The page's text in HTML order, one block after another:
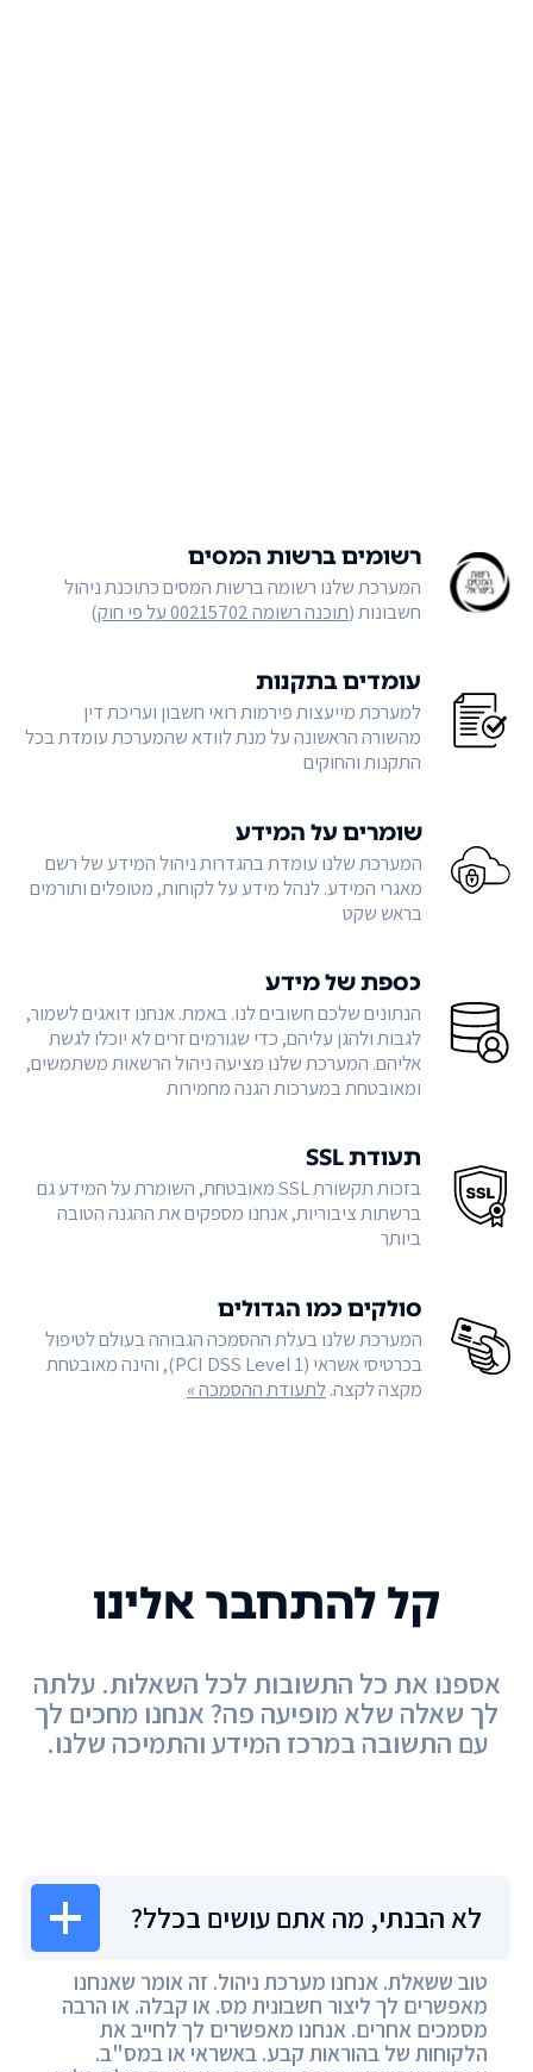
רשומים ברשות המסים
המערכת שלנו רשומה ברשות המסים כתוכנת ניהול
חשבונות (תוכנה רשומה 00215702 על פי חוק )
עומדים בתקנות
למערכת מייעצות פירמות רואי חשבון ועריכת דין
מהשורה הראשונה על מנת לוודא שהמערכת עומדת בכל
התקנות והחוקים
שומרים על המידע
המערכת שלנו עומדת בהגדרות ניהול המידע של רשם
מאגרי המידע. לנהל מידע על לקוחות, מטופלים ותורמים
בראש שקט
כספת של מידע
הנתונים שלכם חשובים לנו. באמת. אנחנו דואגים לשמור,
לגבות ולהגן עליהם, כדי שגורמים זרים לא יוכלו לגשת
אליהם. המערכת שלנו מציעה ניהול הרשאות משתמשים,
ומאובטחת במערכות הגנה מחמירות
תעודת SSL
בזכות תקשורת SSL מאובטחת, השומרת על המידע גם
ברשתות ציבוריות, אנחנו מספקים את ההגנה הטובה
ביותר
סולקים כמו הגדולים
המערכת שלנו בעלת ההסמכה הגבוהה בעולם לטיפול
בכרטיסי אשראי (PCI DSS Level 1), והינה מאובטחת
מקצה לקצה.לתעודת ההסמכה »
לא הבנתי, מה אתם עושים בכלל?
טוב ששאלת. אנחנו מערכת ניהול. זה אומר שאנחנו
מאפשרים לך ליצור חשבונית מס. או קבלה. או הרבה
מסמכים אחרים. אנחנו מאפשרים לך לחייב את
הלקוחות של בהוראות קבע. באשראי או במס"ב.
קל להתחבר אלינו
אספנו את כל התשובות לכל השאלות. עלתה
לך שאלה שלא מופיעה פה? אנחנו מחכים לך
עם התשובה במרכז המידע והתמיכה שלנו.